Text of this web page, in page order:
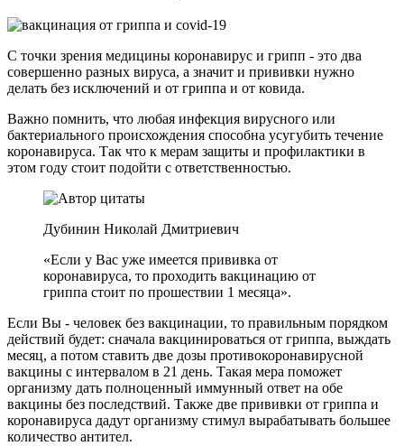
С точки зрения медицины коронавирус и грипп - это два
совершенно разных вируса, а значит и прививки нужно
делать без исключений и от гриппа и от ковида.
Важно помнить, что любая инфекция вирусного или
бактериального происхождения способна усугубить течение
коронавируса. Так что к мерам защиты и профилактики в
этом году стоит подойти с ответственностью.
Дубинин Николай Дмитриевич
«Если у Вас уже имеется прививка от
коронавируса, то проходить вакцинацию от
гриппа стоит по прошествии 1 месяца».
Если Вы - человек без вакцинации, то правильным порядком
действий будет: сначала вакцинироваться от гриппа, выждать
месяц, а потом ставить две дозы противокоронавирусной
вакцины с интервалом в 21 день. Такая мера поможет
организму дать полноценный иммунный ответ на обе
вакцины без последствий. Также две прививки от гриппа и
коронавируса дадут организму стимул вырабатывать большее
количество антител.